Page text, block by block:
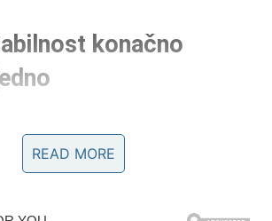
konačno
READ MORE